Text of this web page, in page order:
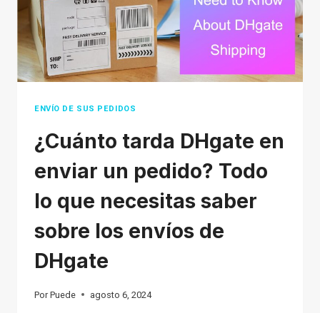
ENVÍO DE SUS PEDIDOS
¿Cuánto tarda DHgate en
enviar un pedido? Todo
lo que necesitas saber
sobre los envíos de
DHgate
Por Puede agosto 6, 2024